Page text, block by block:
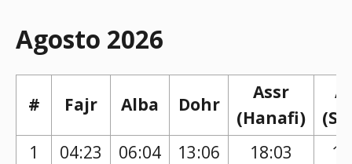
Agosto 2026
# Fajr Alba Dohr
Assr
(Hanafi)
1
04:23 06:04 13:06 18:03